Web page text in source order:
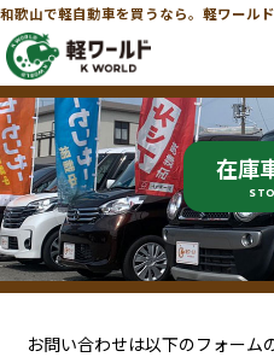
和歌山で軽自動車を買うなら。軽ワール
在庫
お問い合わせは以下のフォーム